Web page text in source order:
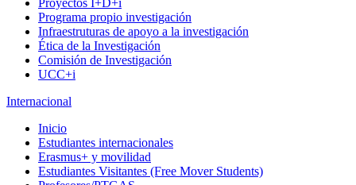
Proyectos I+D+i
Programa propio investigación
Infraestruturas de apoyo a la investigación
Ética de la Investigación
Comisión de Investigación
UCC+i
Internacional
Inicio
Estudiantes internacionales
Erasmus+ y movilidad
Estudiantes Visitantes (Free Mover Students)